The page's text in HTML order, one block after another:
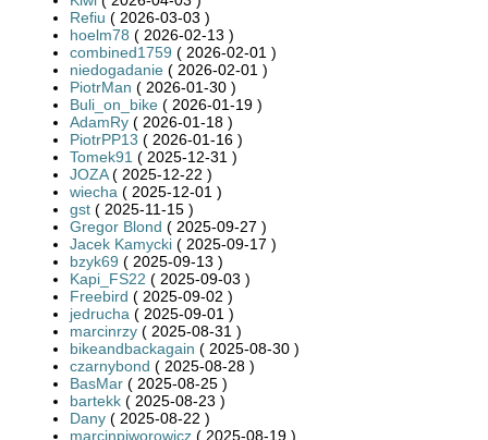
Refiu ( 2026-03-03 )
hoelm78 ( 2026-02-13 )
combined1759 ( 2026-02-01 )
niedogadanie ( 2026-02-01 )
PiotrMan ( 2026-01-30 )
Buli_on_bike ( 2026-01-19 )
AdamRy ( 2026-01-18 )
PiotrPP13 ( 2026-01-16 )
Tomek91 ( 2025-12-31 )
JOZA( 2025-12-22 )
wiecha ( 2025-12-01 )
gst ( 2025-11-15 )
Gregor Blond ( 2025-09-27 )
Jacek Kamycki ( 2025-09-17 )
bzyk69 ( 2025-09-13 )
Kapi_FS22 ( 2025-09-03 )
Freebird ( 2025-09-02 )
jedrucha ( 2025-09-01 )
marcinrzy ( 2025-08-31 )
bikeandbackagain ( 2025-08-30 )
czarnybond ( 2025-08-28 )
BasMar ( 2025-08-25 )
bartekk ( 2025-08-23 )
Dany ( 2025-08-22 )
marcinpiworowicz ( 2025-08-19 )